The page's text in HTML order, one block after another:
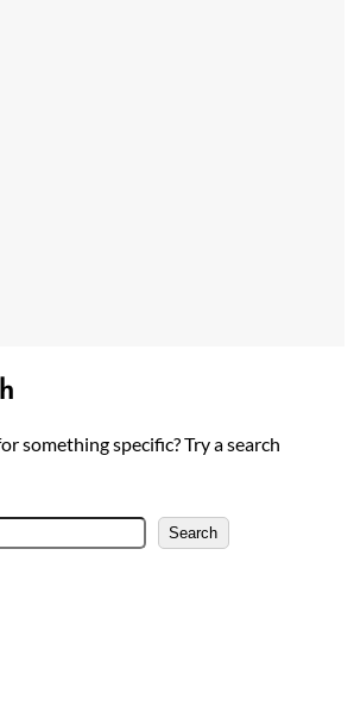
something specific? Try a search
Search